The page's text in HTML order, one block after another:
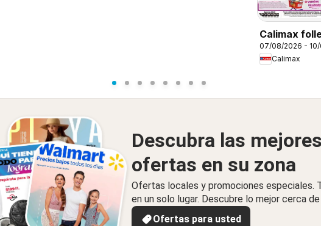
Calimax
07/08/2026 -
Calimax
Descubra las mejores
ofertas en su zona
Ofertas locales y promociones especiales.
en un solo lugar. Descubre lo mejor cerca
Ofertas para usted